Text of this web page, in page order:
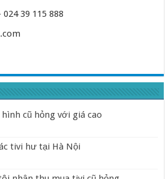
39 115 888
cũ hỏng với giá cao
tivi hư tại Hà Nội